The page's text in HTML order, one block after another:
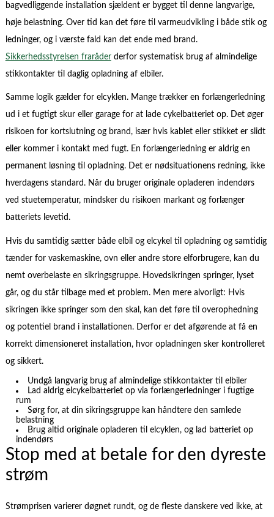
bagvedliggende installation sjældent er bygget til denne langvarige,
høje belastning. Over tid kan det føre til varmeudvikling i både stik og
ledninger, og i værste fald kan det ende med brand.
Sikkerhedsstyrelsen fraråderderfor systematisk brug af almindelige
stikkontakter til daglig opladning af elbiler.
Samme logik gælder for elcyklen. Mange trækker en forlængerledning
ud i et fugtigt skur eller garage for at lade cykelbatteriet op. Det øger
risikoen for kortslutning og brand, især hvis kablet eller stikket er slidt
eller kommer i kontakt med fugt. En forlængerledning er aldrig en
permanent løsning til opladning. Det er nødsituationens redning, ikke
hverdagens standard. Når du bruger originale opladeren indendørs
ved stuetemperatur, mindsker du risikoen markant og forlænger
batteriets levetid.
Hvis du samtidig sætter både elbil og elcykel til opladning og samtidig
tænder for vaskemaskine, ovn eller andre store elforbrugere, kan du
nemt overbelaste en sikringsgruppe. Hovedsikringen springer, lyset
går, og du står tilbage med et problem. Men mere alvorligt: Hvis
sikringen ikke springer som den skal, kan det føre til overophedning
og potentiel brand i installationen. Derfor er det afgørende at få en
korrekt dimensioneret installation, hvor opladningen sker kontrolleret
og sikkert.
Undgå langvarig brug af almindelige stikkontakter til elbiler
Lad aldrig elcykelbatteriet op via forlængerledninger i fugtige
rum
Sørg for, at din sikringsgruppe kan håndtere den samlede
belastning
Brug altid originale opladeren til elcyklen, og lad batteriet op
indendørs
Stop med at betale for den dyreste
strøm
Strømprisen varierer døgnet rundt, og de fleste danskere ved ikke, at